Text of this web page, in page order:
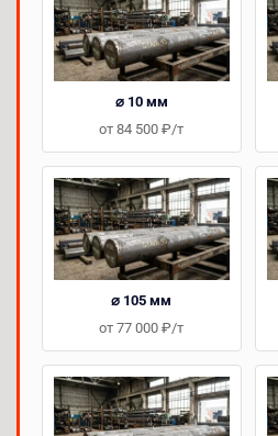
⌀ 10 мм
от 84 500 ₽/т
⌀ 105 мм
от 77 000 ₽/т